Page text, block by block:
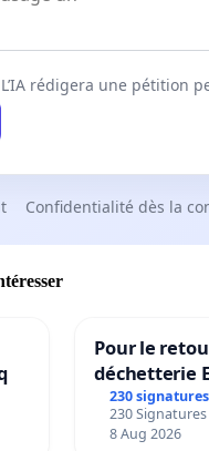
rédigera une pétition
Confidentialité dès la
Pour le
déchetterie
230 signatures
230
8 Aug 2026